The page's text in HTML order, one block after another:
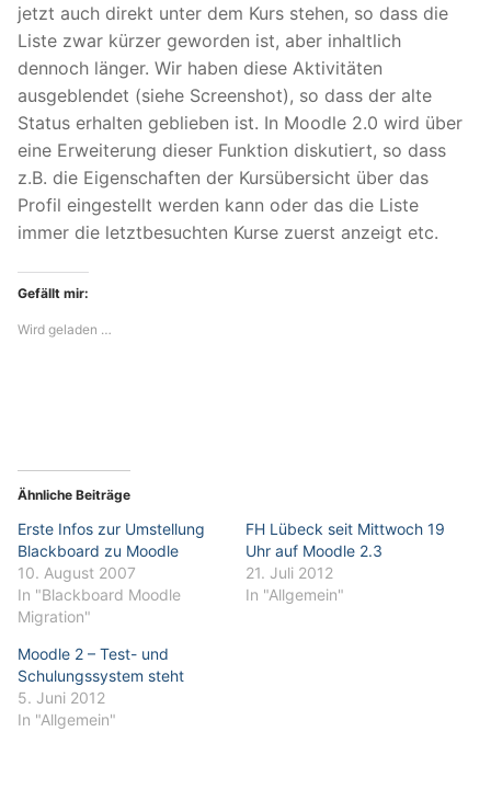
jetzt auch direkt unter dem Kurs stehen, so dass die
Liste zwar kürzer geworden ist, aber inhaltlich
dennoch länger. Wir haben diese Aktivitäten
ausgeblendet (siehe Screenshot), so dass der alte
Status erhalten geblieben ist. In Moodle 2.0 wird über
eine Erweiterung dieser Funktion diskutiert, so dass
z.B. die Eigenschaften der Kursübersicht über das
Profil eingestellt werden kann oder das die Liste
immer die letztbesuchten Kurse zuerst anzeigt etc.
Gefällt mir:
Wird geladen …
Ähnliche Beiträge
Erste Infos zur Umstellung
Blackboard zu Moodle
10. August 2007
In "Blackboard Moodle
Migration"
FH Lübeck seit Mittwoch 19
Uhr auf Moodle 2.3
21. Juli 2012
In "Allgemein"
Moodle 2 – Test- und
Schulungssystem steht
5. Juni 2012
In "Allgemein"